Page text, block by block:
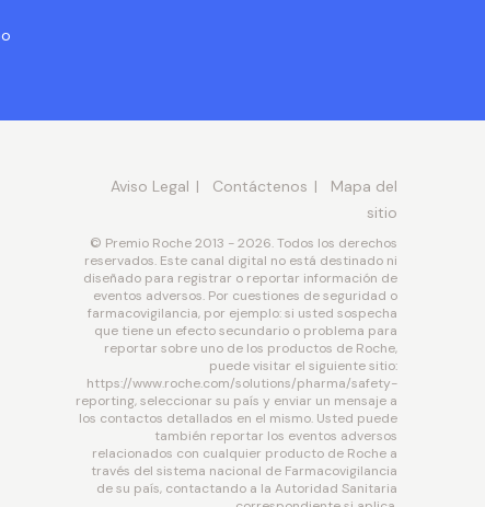
Aviso Legal Contáctenos
Mapa del
sitio
© Premio Roche 2013 - 2026. Todos los derechos
reservados. Este canal digital no está destinado ni
diseñado para registrar o reportar información de
eventos adversos. Por cuestiones de seguridad o
farmacovigilancia, por ejemplo: si usted sospecha
que tiene un efecto secundario o problema para
reportar sobre uno de los productos de Roche,
puede visitar el siguiente sitio:
https://www.roche.com/solutions/pharma/safety-
reporting, seleccionar su país y enviar un mensaje a
los contactos detallados en el mismo. Usted puede
también reportar los eventos adversos
relacionados con cualquier producto de Roche a
través del sistema nacional de Farmacovigilancia
de su país, contactando a la Autoridad Sanitaria